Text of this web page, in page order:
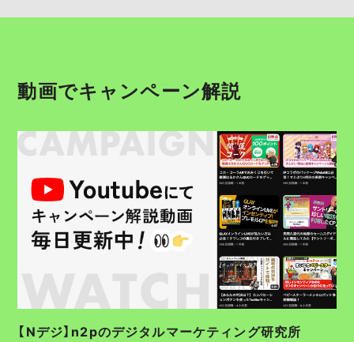
動画でキャンペーン解説
【Nデジ】n2pのデジタルマーケティング研究所